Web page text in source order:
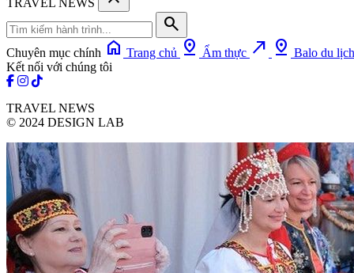
TRAVEL NEWS
search
Chuyên mục chính home Trang chủ pin_drop Ẩm thực north_east pin_drop Balo du lịch
Kết nối với chúng tôi
TRAVEL NEWS
© 2024 DESIGN LAB